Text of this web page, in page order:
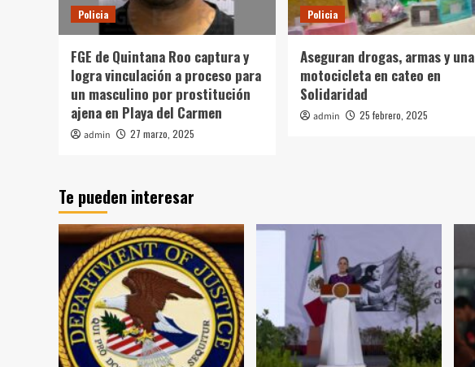
Policia
FGE de Quintana Roo captura y
logra vinculación a proceso para
un masculino por prostitución
ajena en Playa del Carmen
admin 27 marzo, 2025
Policia
Aseguran drogas, armas y una
motocicleta en cateo en
Solidaridad
admin 25 febrero, 2025
Te pueden interesar